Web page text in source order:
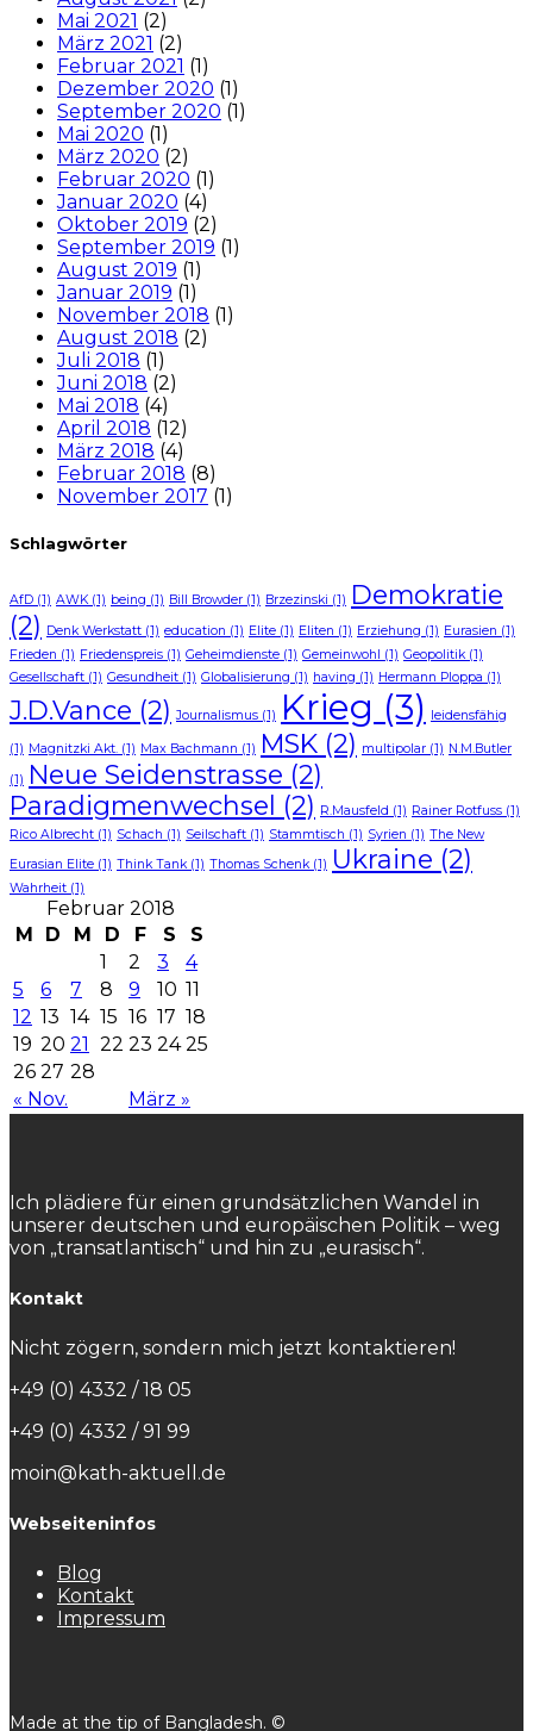
Mai 2021 (2)
März 2021 (2)
Februar 2021 (1)
Dezember 2020 (1)
September 2020 (1)
Mai 2020 (1)
März 2020 (2)
Februar 2020 (1)
Januar 2020 (4)
Oktober 2019 (2)
September 2019 (1)
August 2019 (1)
Januar 2019 (1)
November 2018 (1)
August 2018 (2)
Juli 2018 (1)
Juni 2018 (2)
Mai 2018 (4)
April 2018 (12)
März 2018 (4)
Februar 2018 (8)
November 2017 (1)
Schlagwörter
AfD (1) AWK(1) being (1) Bill Browder (1) Brzezinski (1) Demokratie
(2)
Denk Werkstatt (1) education (1) Elite (1) Eliten (1) Erziehung (1) Eurasien (1)
Frieden (1) Friedenspreis (1) Geheimdienste (1) Gemeinwohl (1) Geopolitik(1)
Gesellschaft (1) Gesundheit (1) Globalisierung (1) having (1) Hermann Ploppa (1)
J.D.Vance (2) Journalismus (1) Krieg (3) leidensfähig
(1) Magnitzki Akt. (1) Max Bachmann (1) MSK (2) multipolar (1) N.M.Butler
(1) Neue Seidenstrasse (2)
Paradigmenwechsel (2) R.Mausfeld (1) Rainer Rotfuss (1)
Rico Albrecht (1) Schach (1) Seilschaft (1) Stammtisch (1) Syrien (1) The New
Eurasian Elite (1) Think Tank(1) Thomas Schenk(1) Ukraine (2)
Wahrheit (1)
Februar 2018
M
D M D F S S
« Nov. März »
1 2 3
4
5
6 7 8 9 10 11
12 13 14 15 16 17 18
19 20 21 22 23 24 25
26 27 28
Ich plädiere für einen grundsätzlichen Wandel in
unserer deutschen und europäischen Politik – weg
von „transatlantisch“ und hin zu „eurasisch“.
Kontakt
Nicht zögern, sondern mich jetzt kontaktieren!
+49 (0) 4332 / 18 05
+49 (0) 4332 / 91 99
moin@kath-aktuell.de
Webseiteninfos
Blog
Kontakt
Impressum
Made at the tip of Bangladesh. ©